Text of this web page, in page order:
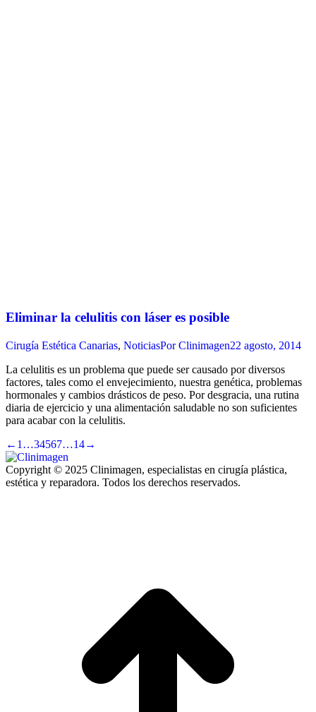
Eliminar la celulitis con láser es posible
Cirugía Estética Canarias, NoticiasPorClinimagen22 agosto, 2014
La celulitis es un problema que puede ser causado por diversos
factores, tales como el envejecimiento, nuestra genética, problemas
hormonales y cambios drásticos de peso. Por desgracia, una rutina
diaria de ejercicio y una alimentación saludable no son suficientes
para acabar con la celulitis.
← 1 …34567…14→
Copyright © 2025 Clinimagen, especialistas en cirugía plástica,
estética y reparadora. Todos los derechos reservados.